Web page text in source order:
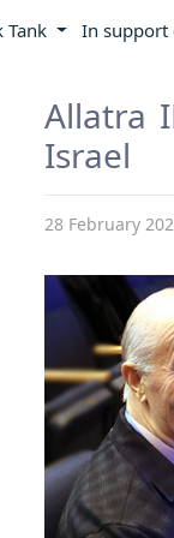
Tank In support
Allatra
Israel
28 February